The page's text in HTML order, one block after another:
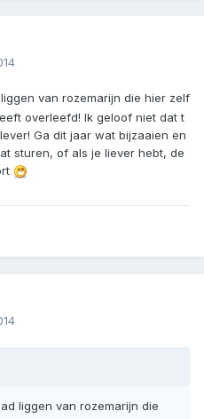
van rozemarijn die hier zelf
overleefd! Ik geloof niet dat t
Ga dit jaar wat bijzaaien en
sturen, of als je liever hebt, de
liggen van rozemarijn die